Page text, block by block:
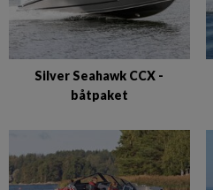
Silver Seahawk CCX -
båtpaket